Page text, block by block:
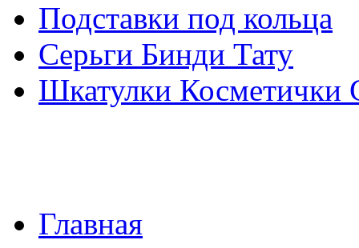
Подставки под кольца
Серьги Бинди Тату
Шкатулки Косметички
Главная